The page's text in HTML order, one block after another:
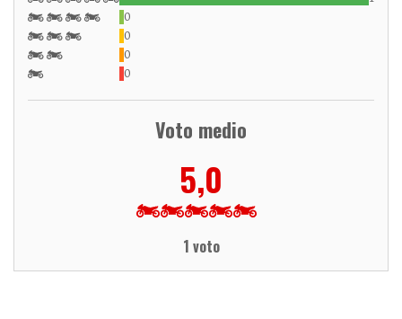
0
0
0
0
Voto medio
5,0
1 voto